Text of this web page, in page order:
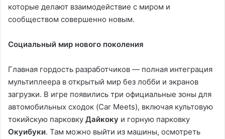
которые делают взаимодействие с миром и
сообществом совершенно новым.
Социальный мир нового поколения
Главная гордость разработчиков — полная интеграция
мультиплеера в открытый мир без лобби и экранов
загрузки. В игре появились три официальные зоны для
автомобильных сходок (Car Meets), включая культовую
токийскую парковку Дайкоку и горную парковку
Окуибуки. Там можно выйти из машины, осмотреть